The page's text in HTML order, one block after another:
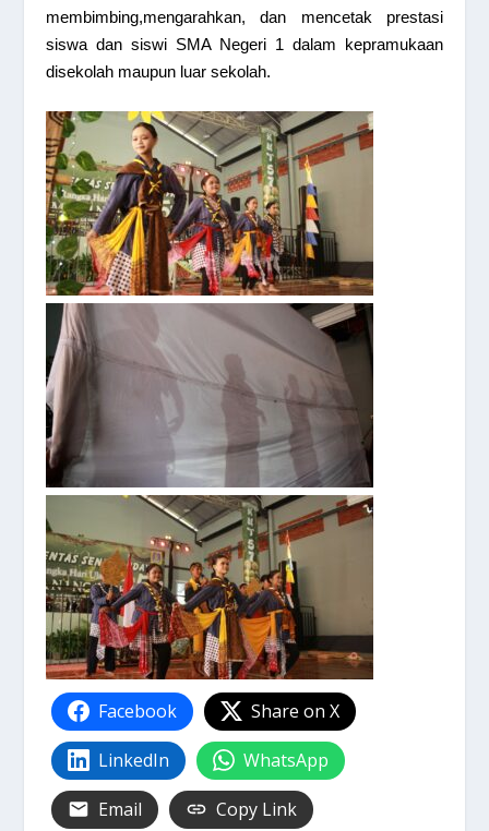
membimbing,mengarahkan, dan mencetak prestasi
siswa dan siswi SMA Negeri 1 dalam kepramukaan
disekolah maupun luar sekolah.
Facebook Share on X
LinkedIn WhatsApp
Email Copy Link